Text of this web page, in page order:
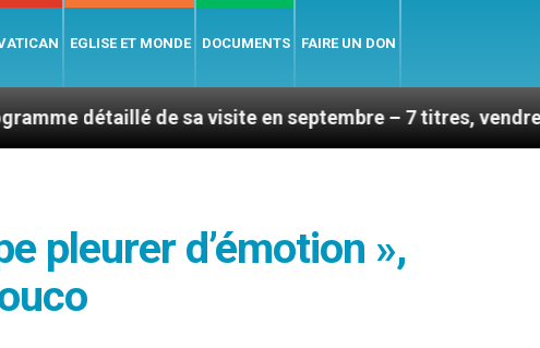
EGLISE ET MONDE DOCUMENTS FAIRE UN DON
de sa visite en septembre – 7 titres, vendredi 7 août 2026
pleurer d’émotion »,